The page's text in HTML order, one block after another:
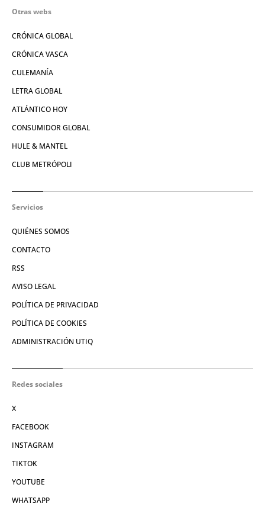
Otras webs
CRÓNICA GLOBAL
CRÓNICA VASCA
CULEMANÍA
LETRA GLOBAL
ATLÁNTICO HOY
CONSUMIDOR GLOBAL
HULE & MANTEL
CLUB METRÓPOLI
Servicios
QUIÉNES SOMOS
CONTACTO
RSS
AVISO LEGAL
POLÍTICA DE PRIVACIDAD
POLÍTICA DE COOKIES
ADMINISTRACIÓN UTIQ
Redes sociales
X
FACEBOOK
INSTAGRAM
TIKTOK
YOUTUBE
WHATSAPP